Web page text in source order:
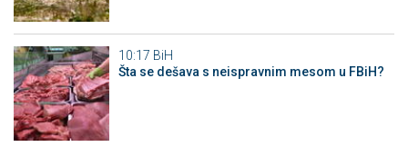
10:17 BiH
Šta se dešava s neispravnim mesom u FBiH?